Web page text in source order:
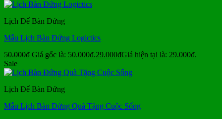
Lịch Để Bàn Đứng
Mẫu Lịch Bàn Đứng Logictics
50.000₫ Giá gốc là: 50.000₫.29.000₫Giá hiện tại là: 29.000₫.
Sale
Lịch Để Bàn Đứng
Mẫu Lịch Bàn Đứng Quà Tặng Cuộc Sống